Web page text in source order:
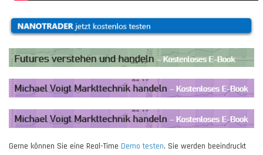
Gerne können Sie eine Real-Time Demo testen. Sie werden beeindruckt